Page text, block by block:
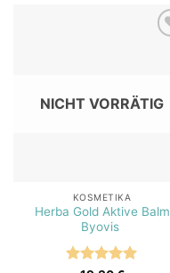
NICHT VORRÄTIG
KOSMETIKA
Herba Gold Aktive Balm
Byovis